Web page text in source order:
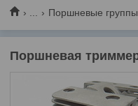
Поршневые
Поршневая